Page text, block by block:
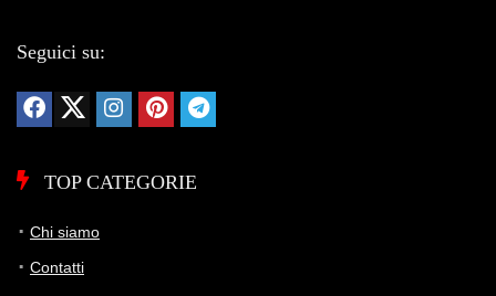
Seguici su:
TOP CATEGORIE
Chi siamo
Contatti